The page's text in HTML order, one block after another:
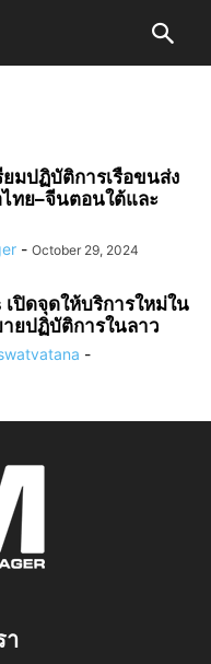
มปฏิบัติการเรือขนส่ง
ทย–จีนตอนใต้และ
- October 29, 2024
ปิดจุดให้บริการใหม่ใน
ยปฏิบัติการในลาว
-
า